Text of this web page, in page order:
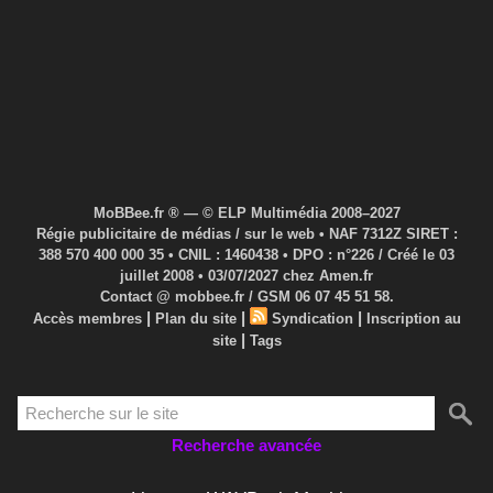
MoBBee.fr ® — © ELP Multimédia 2008–2027
Régie publicitaire de médias / sur le web • NAF 7312Z SIRET :
388 570 400 000 35 • CNIL : 1460438 • DPO : n°226 / Créé le 03
juillet 2008 • 03/07/2027 chez Amen.fr
Contact @ mobbee.fr / GSM 06 07 45 51 58.
Accès membres | Plan du site | Syndication |
Inscription au
site | Tags
Recherche avancée